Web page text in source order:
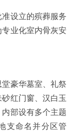
设立的殡葬服务
业化室内骨灰安
豪华墓室、礼祭
红门窗、汉白玉
部设有多个主题
支命名并分区管